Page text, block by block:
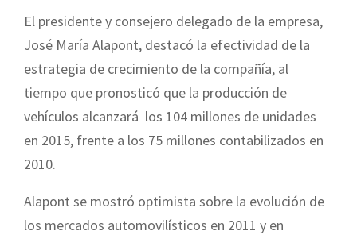
El presidente y consejero delegado de la empresa,
José María Alapont, destacó la efectividad de la
estrategia de crecimiento de la compañía, al
tiempo que pronosticó que la producción de
vehículos alcanzará los 104 millones de unidades
en 2015, frente a los 75 millones contabilizados en
2010.
Alapont se mostró optimista sobre la evolución de
los mercados automovilísticos en 2011 y en